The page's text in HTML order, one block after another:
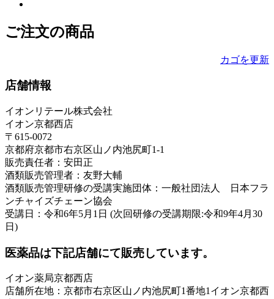
ご注文の商品
カゴを更新
店舗情報
イオンリテール株式会社
イオン京都西店
〒615-0072
京都府京都市右京区山ノ内池尻町1-1
販売責任者：安田正
酒類販売管理者：友野大輔
酒類販売管理研修の受講実施団体：一般社団法人 日本フラ
ンチャイズチェーン協会
受講日：令和6年5月1日 (次回研修の受講期限:令和9年4月30
日)
医薬品は下記店舗にて販売しています。
イオン薬局京都西店
店舗所在地：京都市右京区山ノ内池尻町1番地1イオン京都西